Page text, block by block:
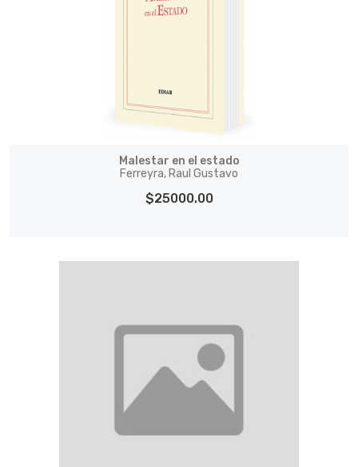
Malestar en el estado
Ferreyra, Raul Gustavo
$25000.00